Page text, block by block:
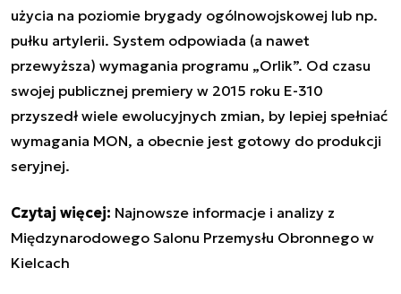
użycia na poziomie brygady ogólnowojskowej lub np.
pułku artylerii. System odpowiada (a nawet
przewyższa) wymagania programu „Orlik”. Od czasu
swojej publicznej premiery w 2015 roku E-310
przyszedł wiele ewolucyjnych zmian, by lepiej spełniać
wymagania MON, a obecnie jest gotowy do produkcji
seryjnej.
Czytaj więcej: Najnowsze informacje i analizy z
Międzynarodowego Salonu Przemysłu Obronnego w
Kielcach